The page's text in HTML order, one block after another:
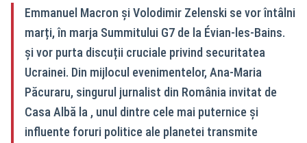
Emmanuel Macron și Volodimir Zelenski se vor întâlni
marți, în marja Summitului G7 de la Évian-les-Bains.
și vor purta discuții cruciale privind securitatea
Ucrainei. Din mijlocul evenimentelor, Ana-Maria
Păcuraru, singurul jurnalist din România invitat de
Casa Albă la , unul dintre cele mai puternice și
influente foruri politice ale planetei transmite